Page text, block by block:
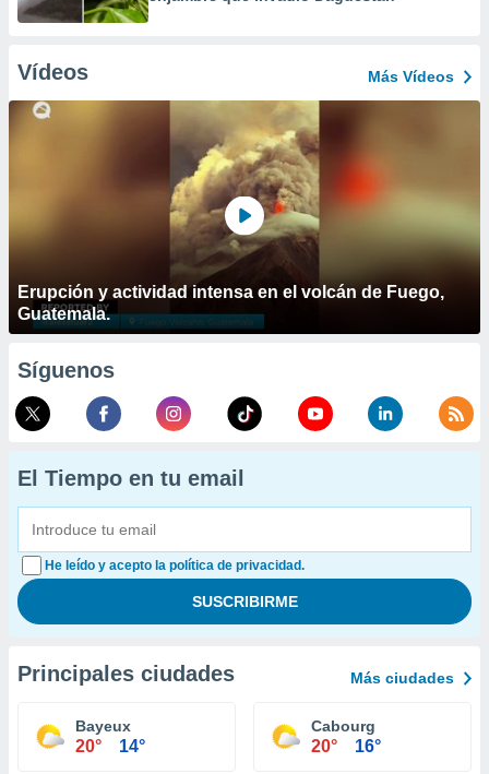
Vídeos Más Vídeos
Erupción y actividad intensa en el volcán de Fuego,
Guatemala.
Síguenos
El Tiempo en tu email
He leído y acepto la política de privacidad.
Principales ciudades Más ciudades
Bayeux
20° 14°
Cabourg
20° 16°